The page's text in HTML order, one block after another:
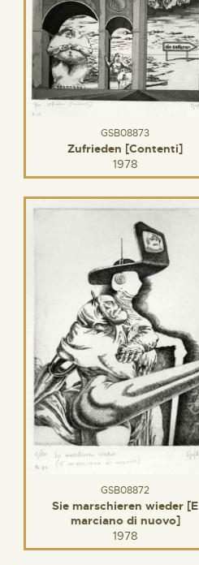
GSB08873
Zufrieden [Contenti]
1978
GSB08872
Sie marschieren wieder [E
marciano di nuovo]
1978